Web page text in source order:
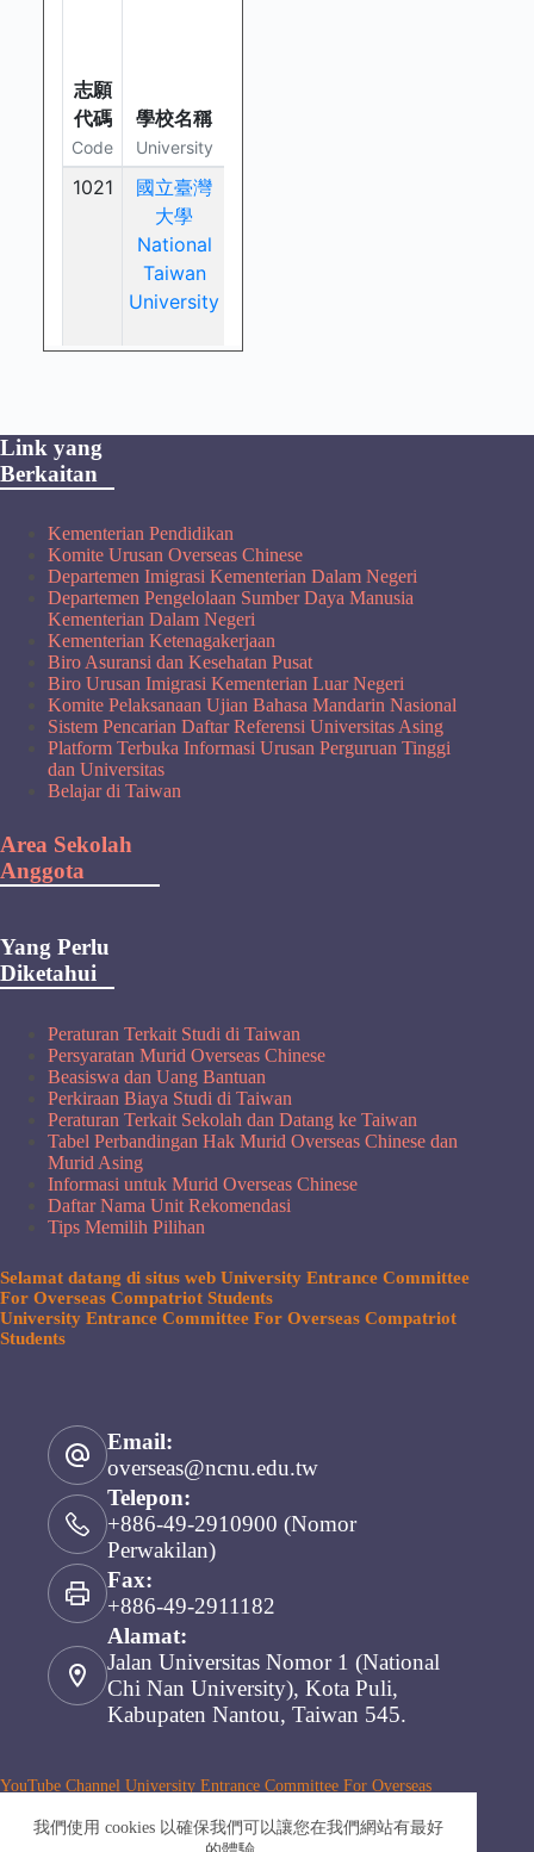
我們使用 cookies 以確保我們可以讓您在我們網站有最好
Link yang
Berkaitan
Kementerian Pendidikan
Komite Urusan Overseas Chinese
Departemen Imigrasi Kementerian Dalam Negeri
Departemen Pengelolaan Sumber Daya Manusia
Kementerian Dalam Negeri
Kementerian Ketenagakerjaan
Biro Asuransi dan Kesehatan Pusat
Biro Urusan Imigrasi Kementerian Luar Negeri
Komite Pelaksanaan Ujian Bahasa Mandarin Nasional
Sistem Pencarian Daftar Referensi Universitas Asing
Platform Terbuka Informasi Urusan Perguruan Tinggi
dan Universitas
Belajar di Taiwan
Area Sekolah
Anggota
Yang Perlu
Diketahui
Peraturan Terkait Studi di Taiwan
Persyaratan Murid Overseas Chinese
Beasiswa dan Uang Bantuan
Perkiraan Biaya Studi di Taiwan
Peraturan Terkait Sekolah dan Datang ke Taiwan
Tabel Perbandingan Hak Murid Overseas Chinese dan
Murid Asing
Informasi untuk Murid Overseas Chinese
Daftar Nama Unit Rekomendasi
Tips Memilih Pilihan
Selamat datang di situs web University Entrance Committee
For Overseas Compatriot Students
University Entrance Committee For Overseas Compatriot
Students
Email:
overseas@ncnu.edu.tw
Telepon:
+886-49-2910900 (Nomor
Perwakilan)
Fax:
+886-49-2911182
Alamat:
Jalan Universitas Nomor 1 (National
Chi Nan University), Kota Puli,
Kabupaten Nantou, Taiwan 545.
YouTube Channel University Entrance Committee For Overseas